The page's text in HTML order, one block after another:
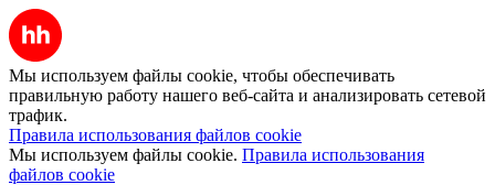
Мы используем файлы cookie, чтобы обеспечивать
правильную работу нашего веб-сайта и анализировать сетевой
трафик.
Правила использования файлов cookie
Мы используем файлы cookie. Правила использования
файлов cookie